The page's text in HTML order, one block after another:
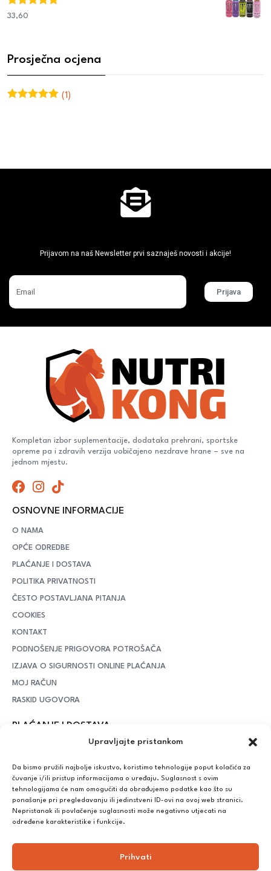
Upravljajte pristankom
Da bismo pružili najbolje iskustvo, koristimo tehnologije poput kolačića za
čuvanje i/ili pristup informacijama o uređaju. Suglasnost s ovim
tehnologijama će nam omogućiti da obrađujemo podatke kao što su
ponašanje pri pregledavanju ili jedinstveni ID-ovi na ovoj web stranici.
Nepristanak ili povlačenje suglasnosti može negativno utjecati na
određene karakteristike i funkcije.
Prihvati
Ocjenjeno
33,60
Prosječna ocjena
(1)
Prijavom na naš Newsletter prvi saznaješ novosti i akcije!
Prijava
Kompletan izbor suplementacije, dodataka prehrani, sportske
opreme pa i zdravih verzija uobičajeno nezdrave hrane – sve na
jednom mjestu.
OSNOVNE INFORMACIJE
O NAMA
OPĆE ODREDBE
PLAĆANJE I DOSTAVA
POLITIKA PRIVATNOSTI
ČESTO POSTAVLJANA PITANJA
COOKIES
KONTAKT
PODNOŠENJE PRIGOVORA POTROŠAČA
IZJAVA O SIGURNOSTI ONLINE PLAĆANJA
MOJ RAČUN
RASKID UGOVORA
PLAĆANJE I DOSTAVA
– iznad potrošenih 55 eura dostava je
Plaćanje:
Bankovna transakcija, plaćanje prilikom preuzimanja, CorvusPay